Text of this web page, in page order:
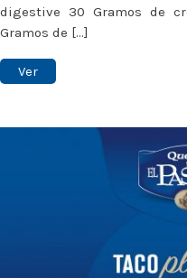
digestive 30 Gramos de
Gramos de [...]
Ver